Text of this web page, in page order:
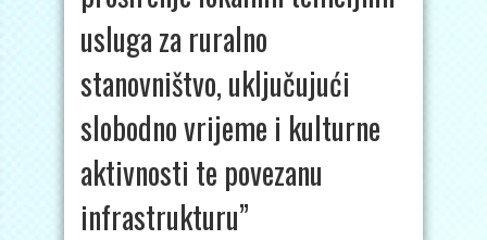
usluga za ruralno
stanovništvo, uključujući
slobodno vrijeme i kulturne
aktivnosti te povezanu
infrastrukturu”